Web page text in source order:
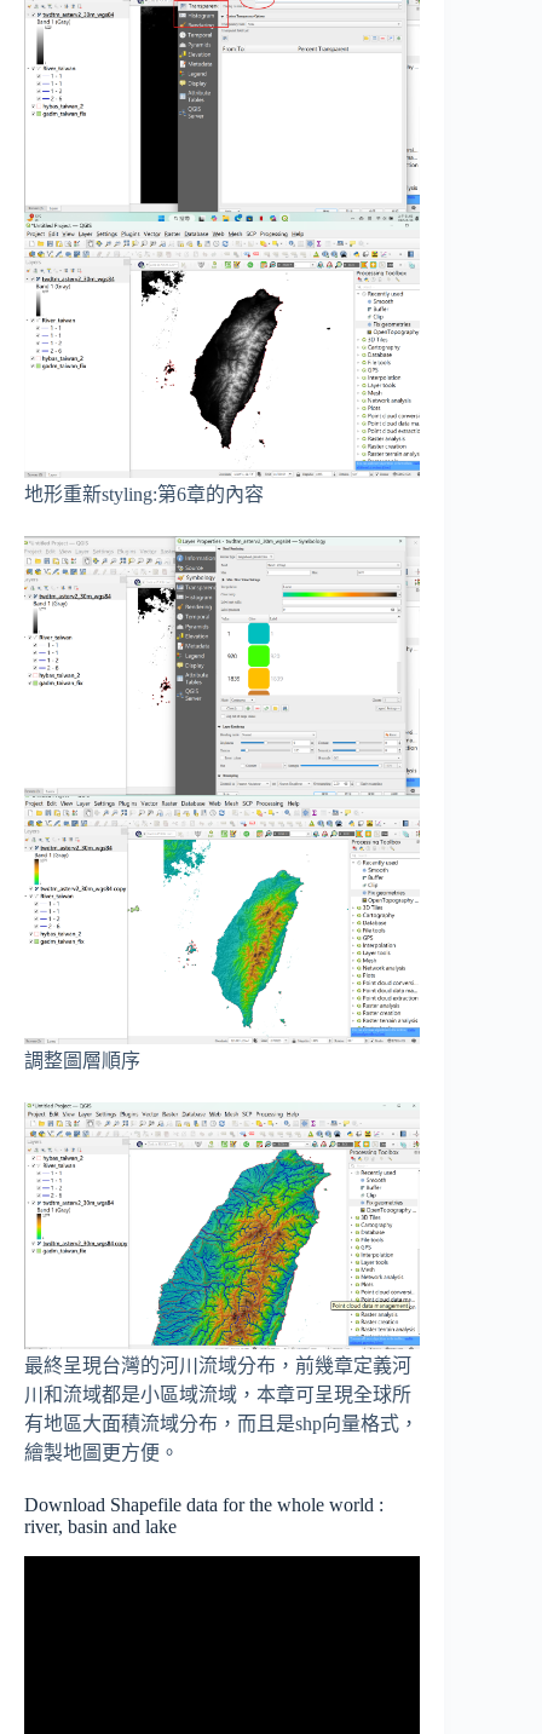
地形重新styling:第6章的內容
調整圖層順序
最終呈現台灣的河川流域分布，前幾章定義河
川和流域都是小區域流域，本章可呈現全球所
有地區大面積流域分布，而且是shp向量格式，
繪製地圖更方便。
Download Shapefile data for the whole world :
river, basin and lake